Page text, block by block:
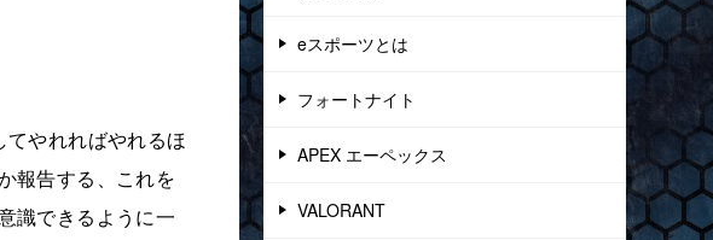
やれればやれるほ
報告する、これを
識できるように一
eスポーツとは
フォートナイト
APEX エーペックス
VALORANT